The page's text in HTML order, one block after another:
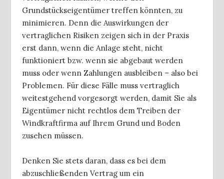
Grundstückseigentümer treffen könnten, zu
minimieren. Denn die Auswirkungen der
vertraglichen Risiken zeigen sich in der Praxis
erst dann, wenn die Anlage steht, nicht
funktioniert bzw. wenn sie abgebaut werden
muss oder wenn Zahlungen ausbleiben – also bei
Problemen. Für diese Fälle muss vertraglich
weitestgehend vorgesorgt werden, damit Sie als
Eigentümer nicht rechtlos dem Treiben der
Windkraftfirma auf Ihrem Grund und Boden
zusehen müssen.
Denken Sie stets daran, dass es bei dem
abzuschließenden Vertrag um ein